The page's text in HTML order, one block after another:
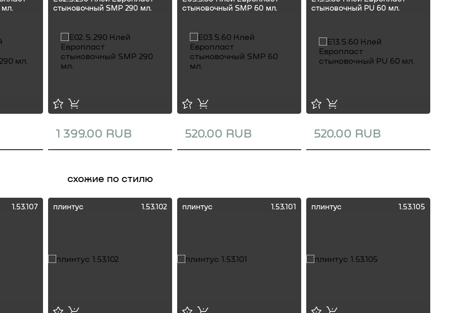
мл.
стыковочный SMP 290 мл.
1 399.00 RUB
стыковочный SMP 60 мл.
520.00 RUB
стыковочный PU 60 мл.
520.00 RUB
схожие по стилю
1.53.107 плинтус 1.53.102 плинтус 1.53.101 плинтус 1.53.105